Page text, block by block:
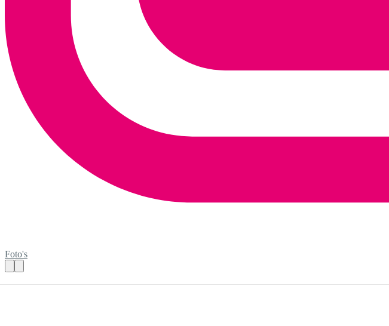
Foto's